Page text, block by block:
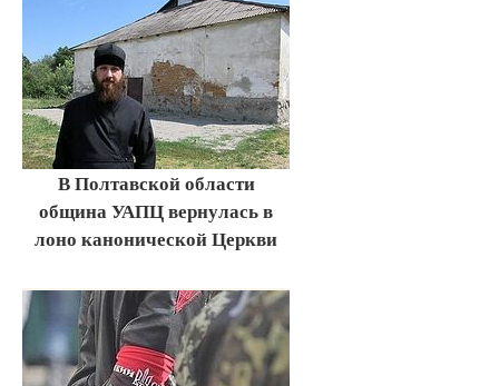
В Полтавской области
община УАПЦ вернулась в
лоно канонической Церкви